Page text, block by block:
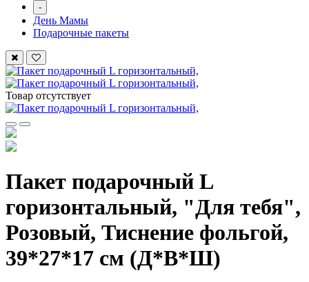
-
День Мамы
Подарочные пакеты
Товар отсутствует
Пакет подарочный L
горизонтальный, "Для тебя",
Розовый, Тиснение фольгой,
39*27*17 см (Д*В*Ш)